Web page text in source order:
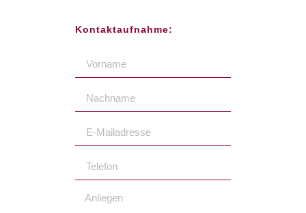
Kontaktaufnahme: